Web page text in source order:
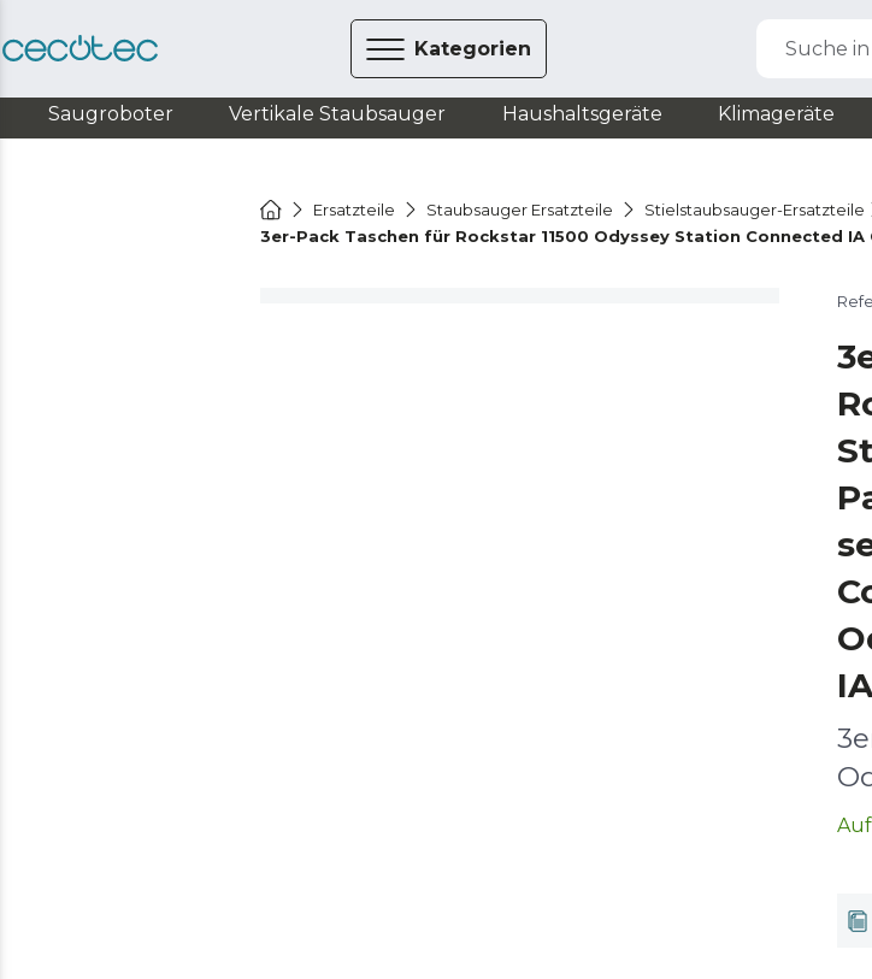
Kategorien Suche in
Saugroboter Vertikale Staubsauger Haushaltsgeräte Klimageräte
Ersatzteile Staubsauger Ersatzteile
Stielstaubsauger-Ersatzteile
3er-Pack Taschen für Rockstar 11500 Odyssey Station Connected IA
IA